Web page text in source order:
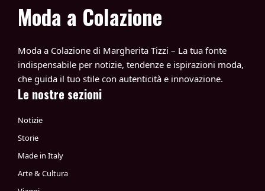
Moda a Colazione
Moda a Colazione di Margherita Tizzi – La tua fonte
indispensabile per notizie, tendenze e ispirazioni moda,
che guida il tuo stile con autenticità e innovazione.
Le nostre sezioni
Notizie
Storie
Made in Italy
Arte & Cultura